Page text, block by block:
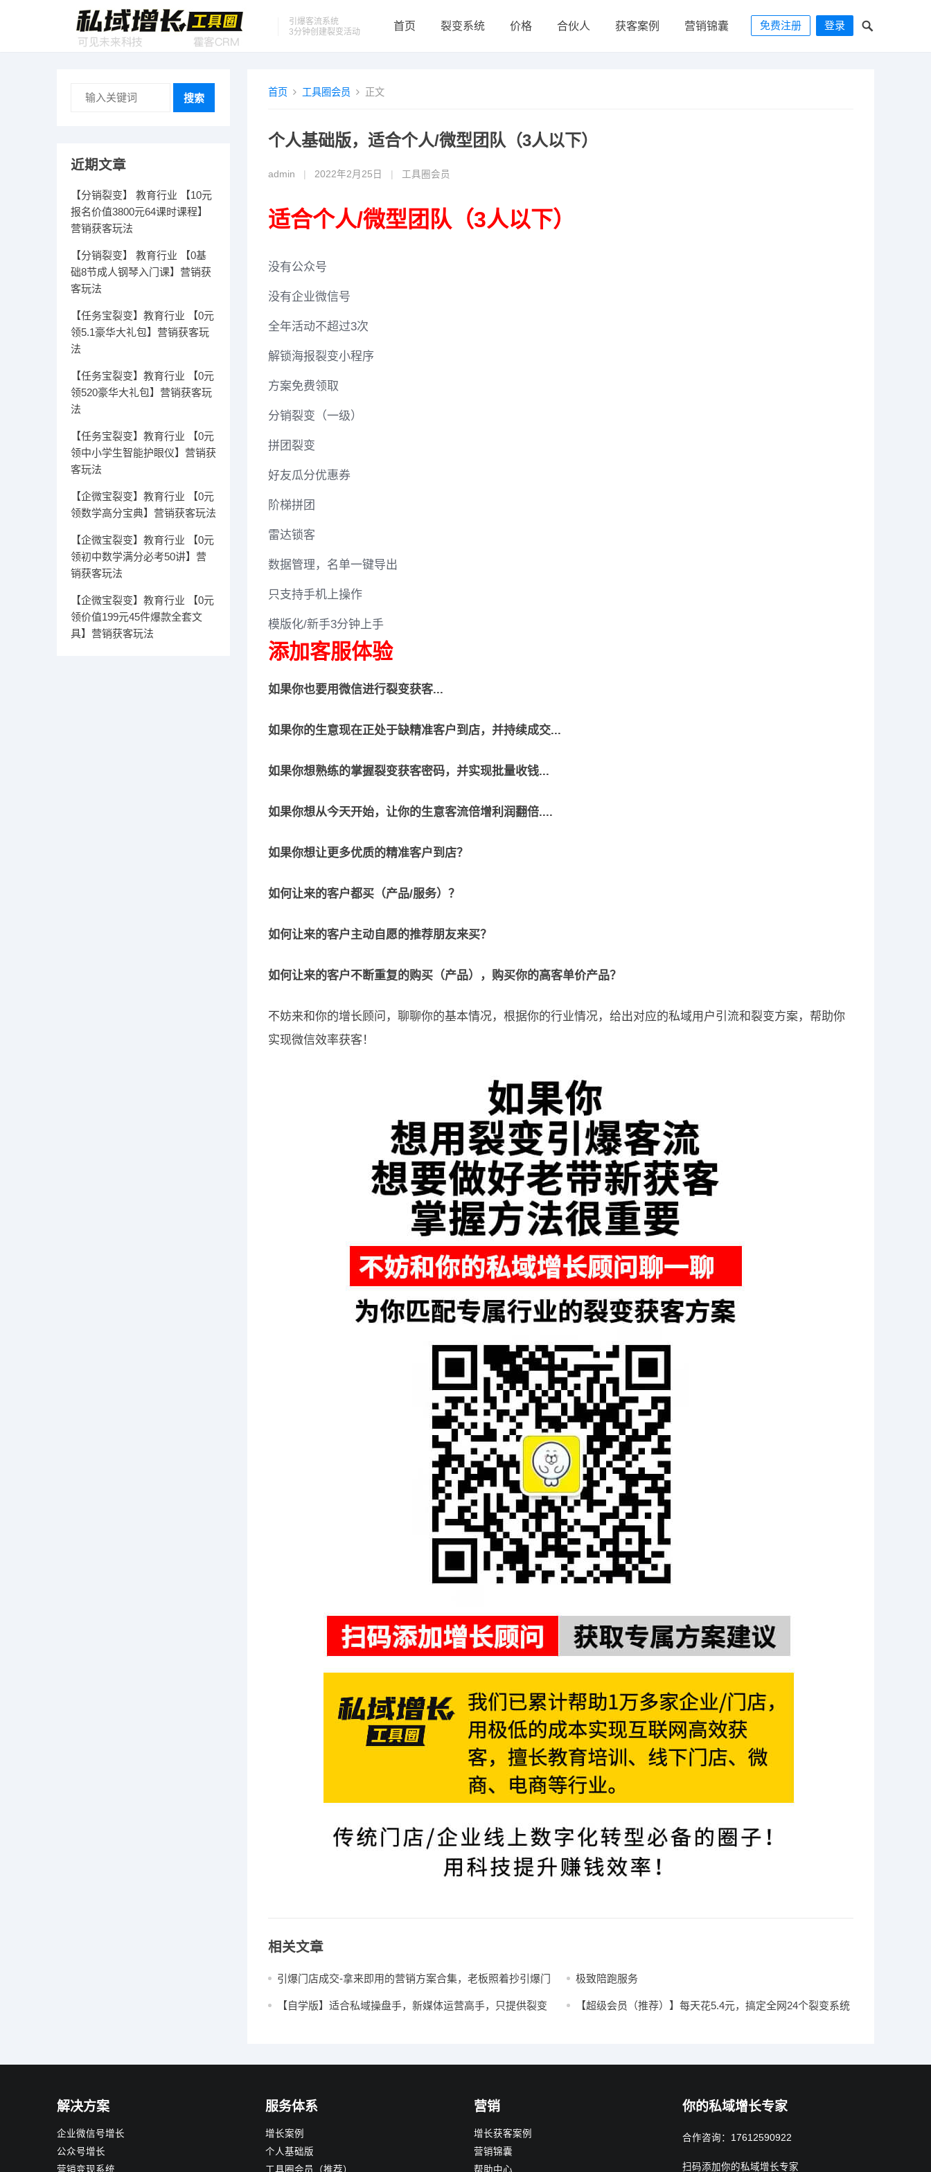
引爆客流系统
3分钟创建裂变活动
首页 裂变系统 价格 合伙人 获客案例 营销锦囊 免费注册 登录
首页 工具圈会员 正文
个人基础版，适合个人/微型团队（3人以下）
admin 2022年2月25日 工具圈会员
适合个人/微型团队（3人以下）
没有公众号
没有企业微信号
全年活动不超过3次
解锁海报裂变小程序
方案免费领取
分销裂变（一级）
拼团裂变
好友瓜分优惠券
阶梯拼团
雷达锁客
数据管理，名单一键导出
只支持手机上操作
模版化/新手3分钟上手
添加客服体验
如果你也要用微信进行裂变获客...
如果你的生意现在正处于缺精准客户到店，并持续成交...
如果你想熟练的掌握裂变获客密码，并实现批量收钱...
如果你想从今天开始，让你的生意客流倍增利润翻倍....
如果你想让更多优质的精准客户到店？
如何让来的客户都买（产品/服务）？
如何让来的客户主动自愿的推荐朋友来买？
如何让来的客户不断重复的购买（产品），购买你的高客单价产品？
不妨来和你的增长顾问，聊聊你的基本情况，根据你的行业情况，给出对应的私域用户引流和裂变方案，帮助你
实现微信效率获客！
相关文章
引爆门店成交-拿来即用的营销方案合集，老板照着抄引爆门
极致陪跑服务
【自学版】适合私域操盘手，新媒体运营高手，只提供裂变
【超级会员（推荐）】每天花5.4元，搞定全网24个裂变系统
搜索
近期文章
【分销裂变】 教育行业 【10元
报名价值3800元64课时课程】
营销获客玩法
【分销裂变】 教育行业 【0基
础8节成人钢琴入门课】营销获
客玩法
【任务宝裂变】教育行业 【0元
领5.1豪华大礼包】营销获客玩
法
【任务宝裂变】教育行业 【0元
领520豪华大礼包】营销获客玩
法
【任务宝裂变】教育行业 【0元
领中小学生智能护眼仪】营销获
客玩法
【企微宝裂变】教育行业 【0元
领数学高分宝典】营销获客玩法
【企微宝裂变】教育行业 【0元
领初中数学满分必考50讲】营
销获客玩法
【企微宝裂变】教育行业 【0元
领价值199元45件爆款全套文
具】营销获客玩法
解决方案
企业微信号增长
公众号增长
营销变现系统
服务体系
增长案例
个人基础版
工具圈会员（推荐）
营销
增长获客案例
营销锦囊
帮助中心
你的私域增长专家
合作咨询：17612590922
扫码添加你的私域增长专家